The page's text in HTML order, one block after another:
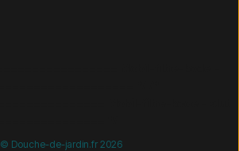
© Douche-de-jardin.fr 2026